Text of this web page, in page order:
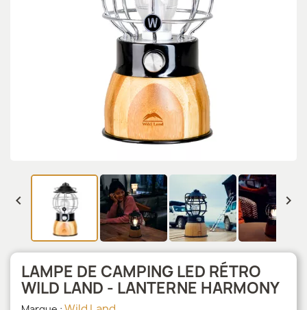
 
LAMPE DE CAMPING LED RÉTRO
WILD LAND - LANTERNE HARMONY